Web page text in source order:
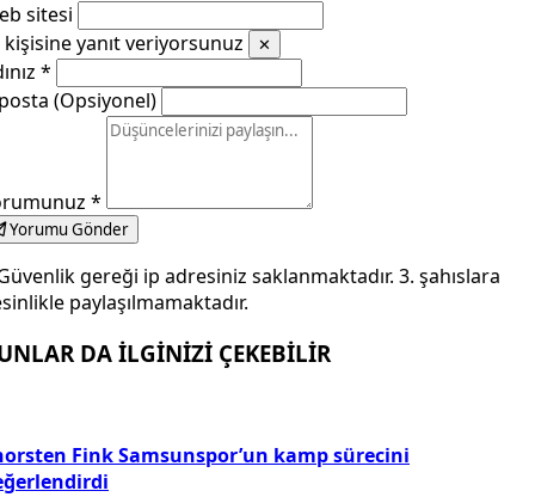
sitesi
kişisine yanıt veriyorsunuz
✕
*
(Opsiyonel)
*
Yorumu Gönder
gereği ip adresiniz saklanmaktadır. 3. şahıslara
paylaşılmamaktadır.
DA İLGİNİZİ ÇEKEBİLİR
Fink Samsunspor’un kamp sürecini